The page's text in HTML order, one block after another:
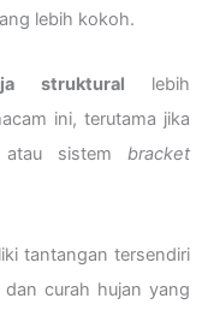
lebih kokoh.
struktural lebih
ini, terutama jika
atau sistem bracket
tantangan tersendiri
curah hujan yang